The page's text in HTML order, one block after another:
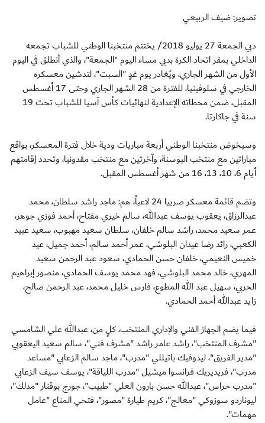
تصوير: ضيف الربيعي
دبي الجمعة 27 يوليو 2018/ يختتم منتخبنا الوطني للشباب تجمعه
الداخلي بمقر اتحاد الكرة بدبي مساء اليوم "الجمعة"، والذي أنطلق في اليوم
الأول من الشهر الجاري، ويُغادر يوم غدٍ "السبت"، لتدشين معسكره
الخارجي في سلوفينيا، للفترة من 28 الشهر الجاري وحتى 17 أغسطس
المقبل، ضمن محطاته الإعدادية لنهائيات كأس آسيا للشباب تحت 19
سنة في جاكارتا.
وسيخوض منتخبنا الوطني أربعة مباريات ودية خلال فترة المعسكر، بواقع
مباراتين مع منتخب البوسنة، وآخرتين مع منتخب مقدونيا، وتحدد إقامتهم
أيام 6، 10، 13، 16 من شهر أغسطس المقبل.
وتضم قائمة معسكر صربيا 24 لاعباً، هم: ماجد راشد سلطان، محمد
عبدالرزاق، يعقوب يوسف عبدالله، سالم خيري مفتاح، أحمد فوزي جوهر،
عمر سعيد محمد، راشد سالم خلفان، سلطان سعيد مهبوب، سعيد عبيد
الكعبي، رائد رضا عيدان البلوشي، عمر أحمد سالم، أحمد جميل، عيد
خميس النعيمي، خلفان حسن الحمادي، سعود عبد الرحمن سعيد
المهري، خالد محمد البلوشي، فهد محمد يوسف الحمادي، منصور إبراهيم
الحربي، سهيل عبد الله المطوع، فارس خليل محمد، عبد الرحمن صالح،
زايد عبدالله أحمد الحمادي.
فيما يضم الجهاز الفني والإداري المنتخب، كلٍ من، عبدالله علي الشامسي
"مشرف المنتخب"، راشد عامر راشد "مشرف فني"، سالم سعيد اليعقوبي
"مدير الفريق"، ليدوفيك باتيللي "مدرب"، ماجد سالم الزعابي "مساعد
مدرب"، فريديريك فرانسوا ميشيل "مدرب اللياقة"، يوسف سيف الزعابي
"مدرب حراس"، عبدالله حسن بارون العلي "طبيب"، جورج بوقنار "مدلك"،
ليوناردو سوزوكي "معالج"، كريم طيارة "مصور"، فتحي المناع "عامل
مهمات".